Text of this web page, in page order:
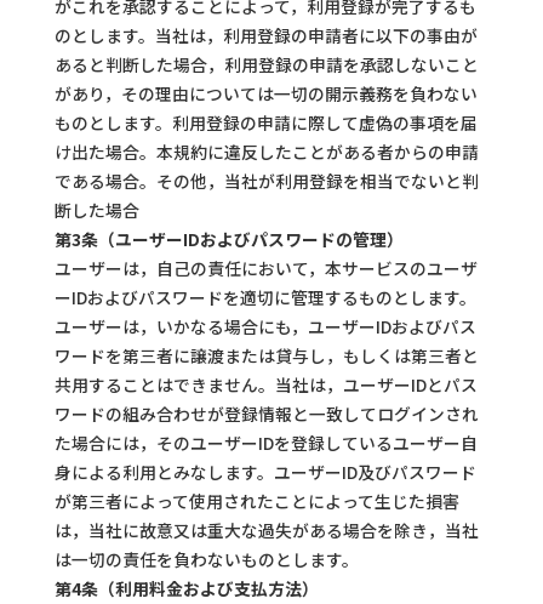
がこれを承認することによって，利用登録が完了するも
のとします。当社は，利用登録の申請者に以下の事由が
あると判断した場合，利用登録の申請を承認しないこと
があり，その理由については一切の開示義務を負わない
ものとします。利用登録の申請に際して虚偽の事項を届
け出た場合。本規約に違反したことがある者からの申請
である場合。その他，当社が利用登録を相当でないと判
断した場合
第3条（ユーザーIDおよびパスワードの管理）
ユーザーは，自己の責任において，本サービスのユーザ
ーIDおよびパスワードを適切に管理するものとします。
ユーザーは，いかなる場合にも，ユーザーIDおよびパス
ワードを第三者に譲渡または貸与し，もしくは第三者と
共用することはできません。当社は，ユーザーIDとパス
ワードの組み合わせが登録情報と一致してログインされ
た場合には，そのユーザーIDを登録しているユーザー自
身による利用とみなします。ユーザーID及びパスワード
が第三者によって使用されたことによって生じた損害
は，当社に故意又は重大な過失がある場合を除き，当社
は一切の責任を負わないものとします。
第4条（利用料金および支払方法）